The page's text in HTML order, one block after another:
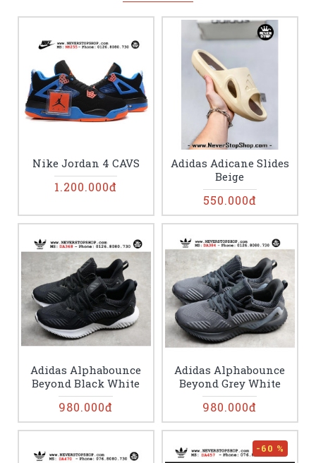
Nike Jordan 4 CAVS
1.200.000đ
Adidas Adicane Slides
Beige
550.000đ
Adidas Alphabounce
Beyond Black White
980.000đ
Adidas Alphabounce
Beyond Grey White
980.000đ
-60 %